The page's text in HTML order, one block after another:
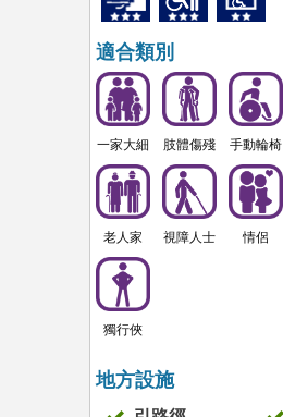
適合類別
一家大細 肢體傷殘 手動輪椅
老人家 視障人士 情侶
獨行俠
地方設施